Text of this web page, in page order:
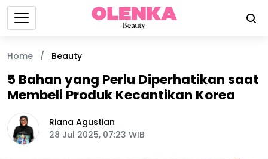
Home / Beauty
5 Bahan yang Perlu Diperhatikan saat
Membeli Produk Kecantikan Korea
Riana Agustian
28 Jul 2025, 07:23 WIB